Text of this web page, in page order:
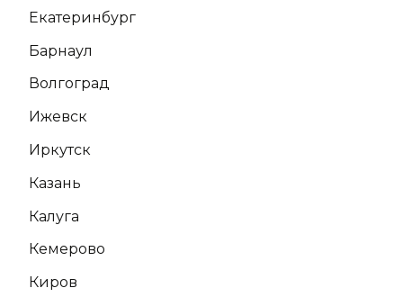
Екатеринбург
Барнаул
Волгоград
Ижевск
Иркутск
Казань
Калуга
Кемерово
Киров